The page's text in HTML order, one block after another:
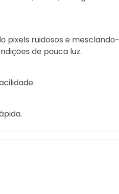
pixels ruidosos e mesclando-
de pouca luz.